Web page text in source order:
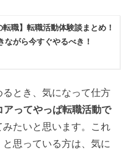
転職】転職活動体験談まとめ！
ながら今すぐやるべき！
とき、気になって仕方
アってやっぱ転職活動で
みたいと思います。これ
思っている方は、気に